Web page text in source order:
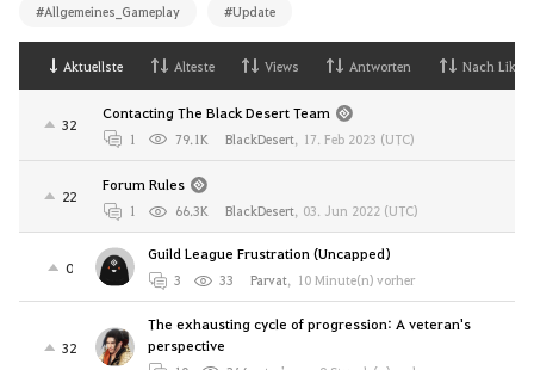
#Allgemeines_Gameplay #Update
Aktuellste Alteste Views Antworten Nach Likes
32
Contacting The Black Desert Team
1 79.1K BlackDesert, 17. Feb 2023 (UTC)
22
Forum Rules
1 66.3K BlackDesert, 03. Jun 2022 (UTC)
0
Guild League Frustration (Uncapped)
3 33 Parvat, 10 Minute(n) vorher
32
The exhausting cycle of progression: A veteran's
perspective